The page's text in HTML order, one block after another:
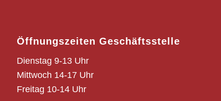
Öffnungszeiten Geschäftsstelle
Dienstag 9-13 Uhr
Mittwoch 14-17 Uhr
Freitag 10-14 Uhr